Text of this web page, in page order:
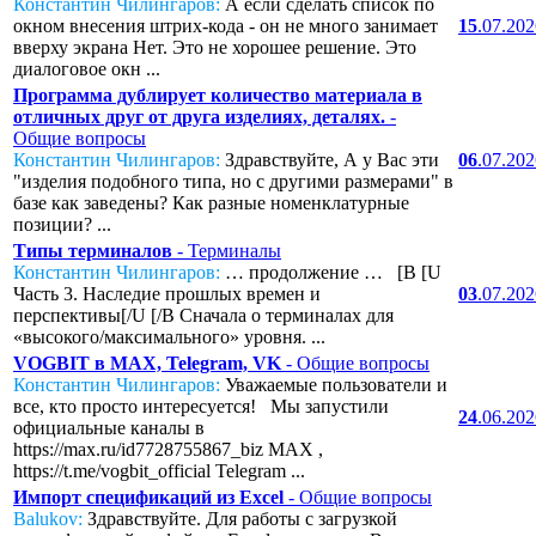
Константин Чилингаров: А если сделать список по
окном внесения штрих-кода - он не много занимает
вверху экрана Нет. Это не хорошее решение. Это
диалоговое окн ...
15
Программа дублирует количество материала в
отличных друг от друга изделиях, деталях. -
Общие вопросы
Константин Чилингаров: Здравствуйте, А у Вас эти
"изделия подобного типа, но с другими размерами" в
базе как заведены? Как разные номенклатурные
позиции? ...
06
Типы терминалов - Терминалы
Константин Чилингаров: … продолжение … [B [U
Часть 3. Наследие прошлых времен и
перспективы[/U [/B Сначала о терминалах для
«высокого/максимального» уровня. ...
03
VOGBIT в MAX, Telegram, VK - Общие вопросы
Константин Чилингаров: Уважаемые пользователи и
все, кто просто интересуется! Мы запустили
официальные каналы в
https://max.ru/id7728755867_biz MAX ,
https://t.me/vogbit_official Telegram ...
24
Импорт спецификаций из Excel - Общие вопросы
Balukov: Здравствуйте. Для работы с загрузкой